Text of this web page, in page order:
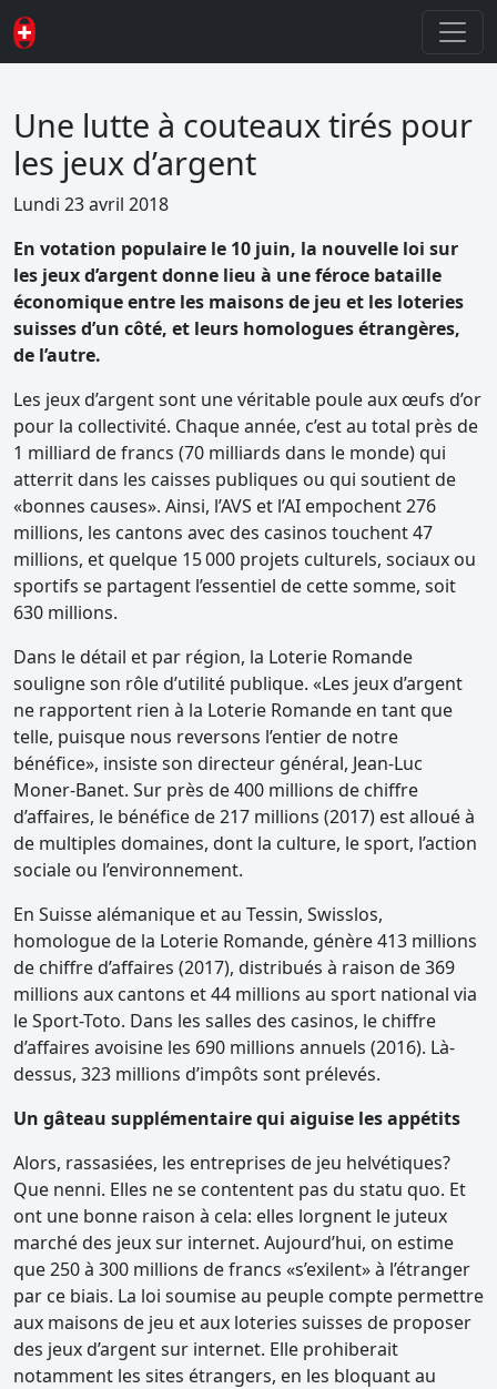
Une lutte à couteaux tirés pour
les jeux d’argent
Lundi 23 avril 2018
En votation populaire le 10 juin, la nouvelle loi sur
les jeux d’argent donne lieu à une féroce bataille
économique entre les maisons de jeu et les loteries
suisses d’un côté, et leurs homologues étrangères,
de l’autre.
Les jeux d’argent sont une véritable poule aux œufs d’or
pour la collectivité. Chaque année, c’est au total près de
1 milliard de francs (70 milliards dans le monde) qui
atterrit dans les caisses publiques ou qui soutient de
«bonnes causes». Ainsi, l’AVS et l’AI empochent 276
millions, les cantons avec des casinos touchent 47
millions, et quelque 15 000 projets culturels, sociaux ou
sportifs se partagent l’essentiel de cette somme, soit
630 millions.
Dans le détail et par région, la Loterie Romande
souligne son rôle d’utilité publique. «Les jeux d’argent
ne rapportent rien à la Loterie Romande en tant que
telle, puisque nous reversons l’entier de notre
bénéfice», insiste son directeur général, Jean-Luc
Moner-Banet. Sur près de 400 millions de chiffre
d’affaires, le bénéfice de 217 millions (2017) est alloué à
de multiples domaines, dont la culture, le sport, l’action
sociale ou l’environnement.
En Suisse alémanique et au Tessin, Swisslos,
homologue de la Loterie Romande, génère 413 millions
de chiffre d’affaires (2017), distribués à raison de 369
millions aux cantons et 44 millions au sport national via
le Sport-Toto. Dans les salles des casinos, le chiffre
d’affaires avoisine les 690 millions annuels (2016). Là-
dessus, 323 millions d’impôts sont prélevés.
Un gâteau supplémentaire qui aiguise les appétits
Alors, rassasiées, les entreprises de jeu helvétiques?
Que nenni. Elles ne se contentent pas du statu quo. Et
ont une bonne raison à cela: elles lorgnent le juteux
marché des jeux sur internet. Aujourd’hui, on estime
que 250 à 300 millions de francs «s’exilent» à l’étranger
par ce biais. La loi soumise au peuple compte permettre
aux maisons de jeu et aux loteries suisses de proposer
des jeux d’argent sur internet. Elle prohiberait
notamment les sites étrangers, en les bloquant au